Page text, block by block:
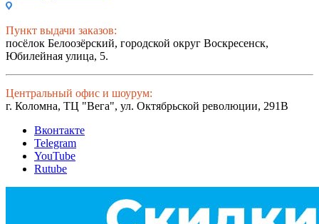
Пункт выдачи заказов:
посёлок Белоозёрский, городской округ Воскресенск,
Юбилейная улица, 5.
Центральный офис и шоурум:
г. Коломна, ТЦ "Вега", ул. Октябрьской революции, 291В
Вконтакте
Telegram
YouTube
Rutube